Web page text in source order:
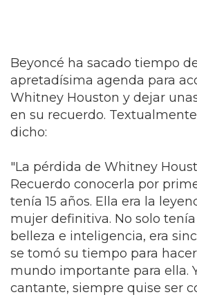
Beyoncé ha sacado tiempo
apretadísima agenda para
Whitney Houston y dejar
en su recuerdo.
dicho:
"La pérdida de Whitney
Recuerdo conocerla por
tenía 15 años. Ella era la
mujer definitiva. No solo
belleza e inteligencia, era
se tomó su tiempo para
mundo importante para ella.
cantante, siempre quise ser